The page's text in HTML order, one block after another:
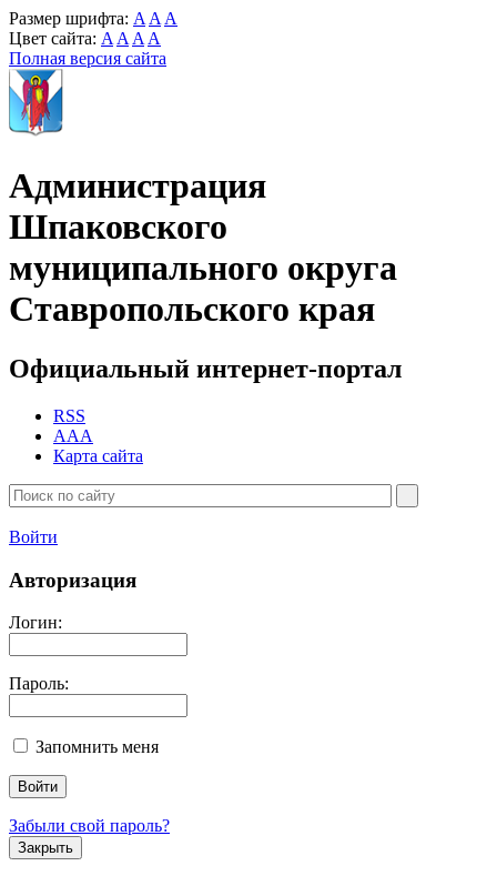
Размер шрифта: A A A
Цвет сайта: A A A A
Полная версия сайта
Администрация
Шпаковского
муниципального округа
Ставропольского края
Официальный интернет-портал
RSS
AAA
Карта сайта
Войти
Авторизация
Логин:
Пароль:
Запомнить меня
Забыли свой пароль?
Закрыть